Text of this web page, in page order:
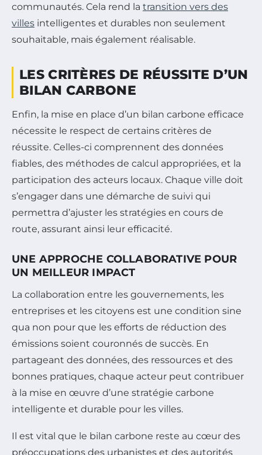
communautés. Cela rend la transition vers des
villes intelligentes et durables non seulement
souhaitable, mais également réalisable.
LES CRITÈRES DE RÉUSSITE D’UN
BILAN CARBONE
Enfin, la mise en place d’un bilan carbone efficace
nécessite le respect de certains critères de
réussite. Celles-ci comprennent des données
fiables, des méthodes de calcul appropriées, et la
participation des acteurs locaux. Chaque ville doit
s’engager dans une démarche de suivi qui
permettra d’ajuster les stratégies en cours de
route, assurant ainsi leur efficacité.
UNE APPROCHE COLLABORATIVE POUR
UN MEILLEUR IMPACT
La collaboration entre les gouvernements, les
entreprises et les citoyens est une condition sine
qua non pour que les efforts de réduction des
émissions soient couronnés de succès. En
partageant des données, des ressources et des
bonnes pratiques, chaque acteur peut contribuer
à la mise en œuvre d’une stratégie carbone
intelligente et durable pour les villes.
Il est vital que le bilan carbone reste au cœur des
préoccupations des urbanistes et des autorités